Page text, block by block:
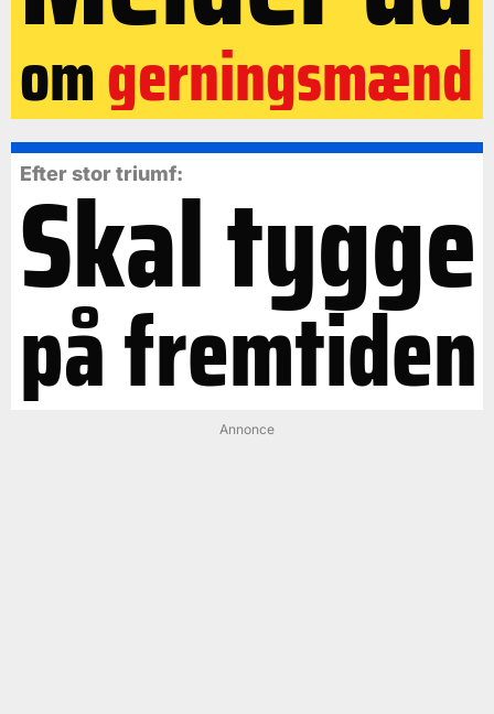
omgerningsmænd
Efter stor triumf:
Skal tygge
på fremtiden
Annonce